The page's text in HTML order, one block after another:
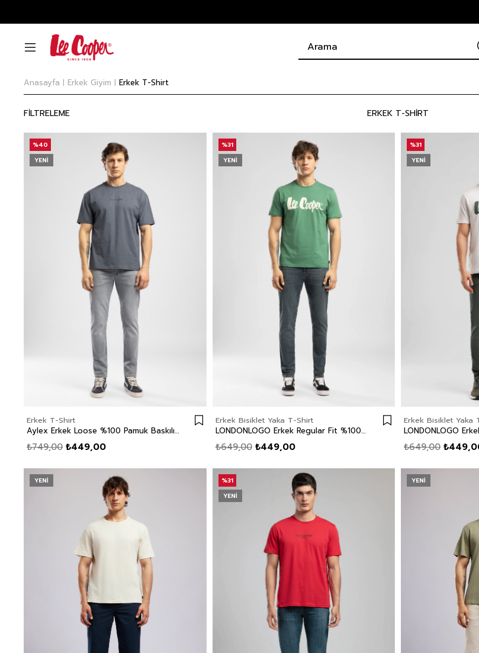
Anasayfa Erkek Giyim Erkek T-Shirt
FİLTRELEME ERKEK T-SHIRT
Erkek T-Shirt
Aylex Erkek Loose %100 Pamuk Baskılı Bisiklet Yaka T-Shirt Mavi
₺449,00
₺749,00
%40
YENI
Erkek Bisiklet Yaka T-Shirt
LONDONLOGO Erkek Regular Fit %100 Pamuk Baskılı Bisiklet Yaka T-Shirt Yeşil
₺449,00
₺649,00
%31
YENI
Erkek Bisiklet Yaka
₺649,00
%31
YENI
YENI
%31
YENI
YENI